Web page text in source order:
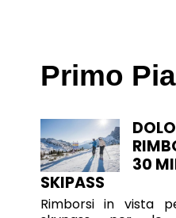
Primo
30
SKIPASS
Rimborsi in vista